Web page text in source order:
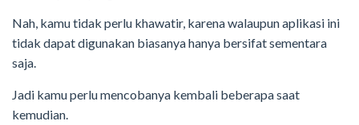
Nah, kamu tidak perlu khawatir, karena walaupun aplikasi ini
tidak dapat digunakan biasanya hanya bersifat sementara
saja.
Jadi kamu perlu mencobanya kembali beberapa saat
kemudian.